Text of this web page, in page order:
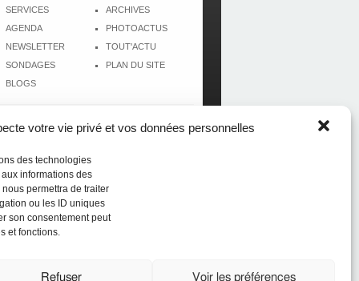
votre vie privé et vos données personnelles
des technologies
informations des
permettra de traiter
ou les ID uniques
son consentement peut
et fonctions.
Refuser Voir les préférences
SERVICES
AGENDA
NEWSLETTER
SONDAGES
BLOGS
ARCHIVES
PHOTOACTUS
TOUT'ACTU
PLAN DU SITE